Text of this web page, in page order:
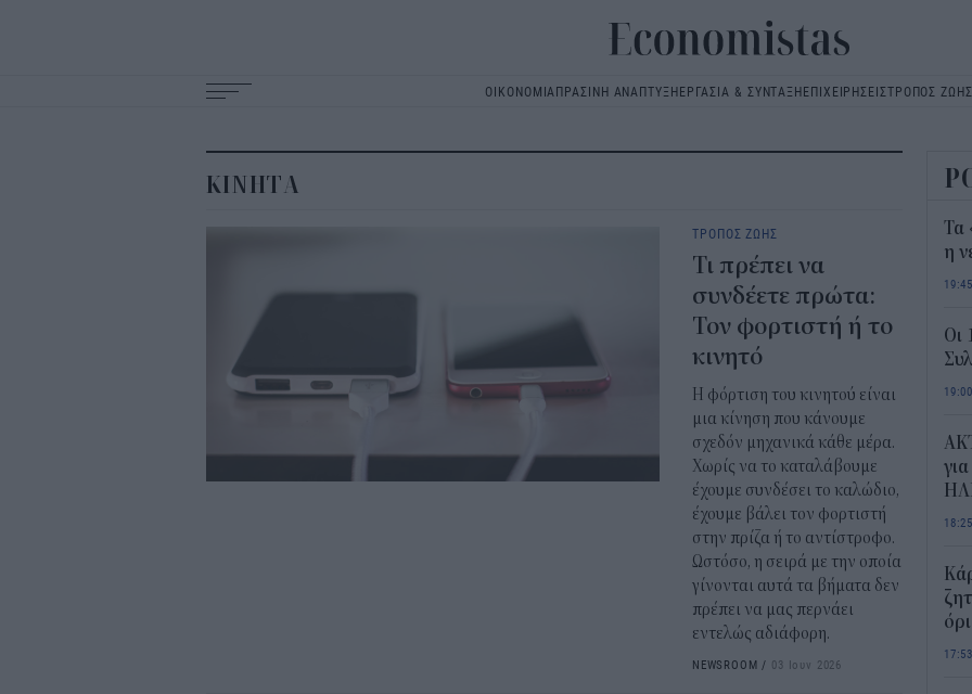
ΟΙΚΟΝΟΜΙΑΠΡΑΣΙΝΗ ΑΝΑΠΤΥΞΗΕΡΓΑΣΙΑ & ΣΥΝΤΑΞΗΕΠΙΧΕΙΡΗΣΕΙΣΤΡΟΠΟΣ ΖΩΗΣ
navigation
ΚΙΝΗΤΑ
ΤΡΟΠΟΣ ΖΩΗΣ
Τι πρέπει να
συνδέετε πρώτα:
Τον φορτιστή ή το
κινητό
Η φόρτιση του κινητού είναι
μια κίνηση που κάνουμε
σχεδόν μηχανικά κάθε μέρα.
Χωρίς να το καταλάβουμε
έχουμε συνδέσει το καλώδιο,
έχουμε βάλει τον φορτιστή
στην πρίζα ή το αντίστροφο.
Ωστόσο, η σειρά με την οποία
γίνονται αυτά τα βήματα δεν
πρέπει να μας περνάει
εντελώς αδιάφορη.
NEWSROOM / 03 Ιουν 2026
Τα
η
19:45
Οι
19:00
18:25
17:53